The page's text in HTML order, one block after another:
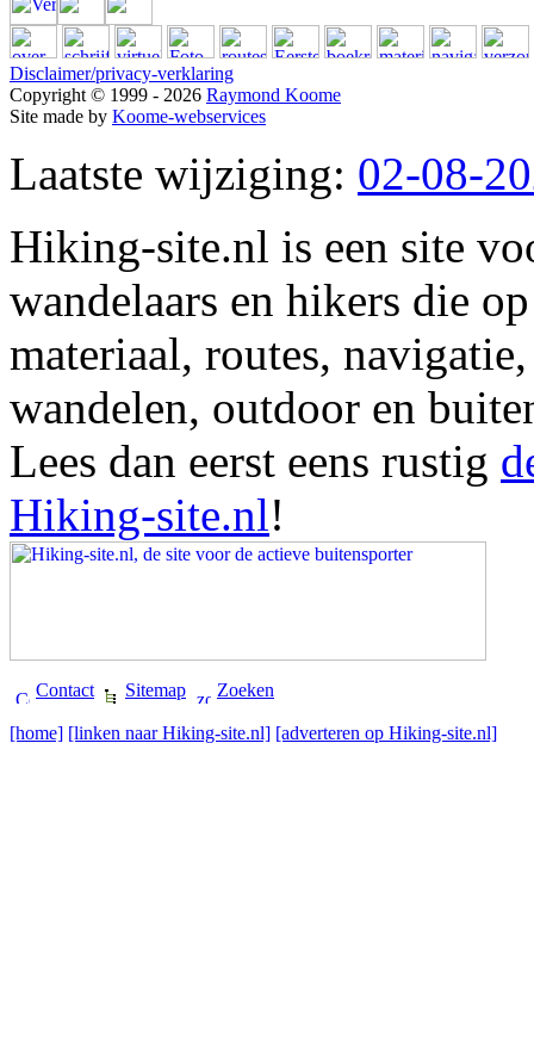
Disclaimer/privacy-verklaring
Copyright © 1999 - 2026 Raymond Koome
Site made by Koome-webservices
Laatste wijziging: 02-08-
Hiking-site.nl is een site
wandelaars en hikers die
materiaal, routes,
wandelen, outdoor en
Lees dan eerst eens rustig
Hiking-site.nl!
Contact Sitemap Zoeken
[home] [linken naar Hiking-site.nl] [adverteren op Hiking-site.nl]